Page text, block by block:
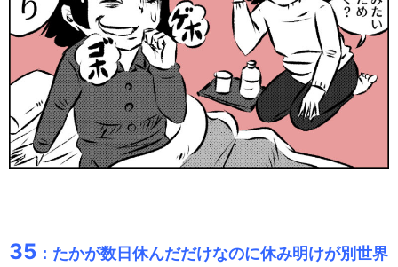
35 ：たかが数日休んだだけなのに休み明けが別世界